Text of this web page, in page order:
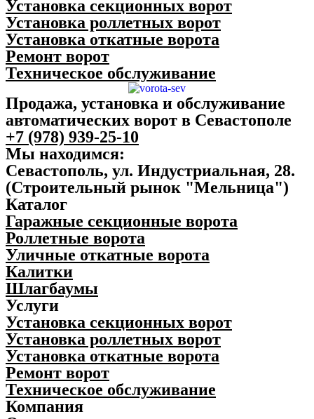
Установка секционных ворот
Установка роллетных ворот
Установка откатные ворота
Ремонт ворот
Техническое обслуживание
Продажа, установка и обслуживание
автоматических ворот в Севастополе
+7 (978) 939-25-10
Мы находимся:
Севастополь, ул. Индустриальная, 28.
(Строительный рынок "Мельница")
Каталог
Гаражные секционные ворота
Роллетные ворота
Уличные откатные ворота
Калитки
Шлагбаумы
Услуги
Установка секционных ворот
Установка роллетных ворот
Установка откатные ворота
Ремонт ворот
Техническое обслуживание
Компания